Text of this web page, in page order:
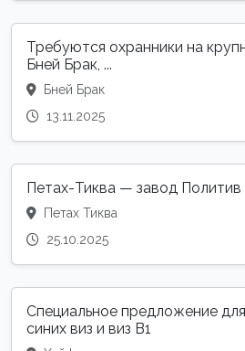
Требуются охранники на
Бней Брак, ...
Бней Брак
13.11.2025
Петах-Тиква — завод Политив
Петах Тиква
25.10.2025
Специальное предложение
синих виз и виз B1